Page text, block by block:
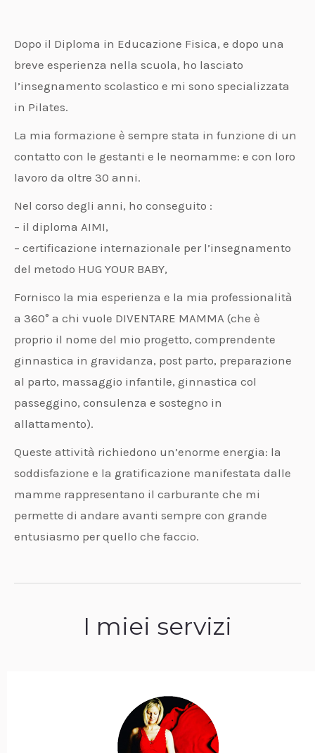
Dopo il Diploma in Educazione Fisica, e dopo una
breve esperienza nella scuola, ho lasciato
l’insegnamento scolastico e mi sono specializzata
in Pilates.
La mia formazione è sempre stata in funzione di un
contatto con le gestanti e le neomamme: e con loro
lavoro da oltre 30 anni.
Nel corso degli anni, ho conseguito :
– il diploma AIMI,
– certificazione internazionale per l’insegnamento
del metodo HUG YOUR BABY,
Fornisco la mia esperienza e la mia professionalità
a 360° a chi vuole DIVENTARE MAMMA (che è
proprio il nome del mio progetto, comprendente
ginnastica in gravidanza, post parto, preparazione
al parto, massaggio infantile, ginnastica col
passeggino, consulenza e sostegno in
allattamento).
Queste attività richiedono un’enorme energia: la
soddisfazione e la gratificazione manifestata dalle
mamme rappresentano il carburante che mi
permette di andare avanti sempre con grande
entusiasmo per quello che faccio.
I miei servizi